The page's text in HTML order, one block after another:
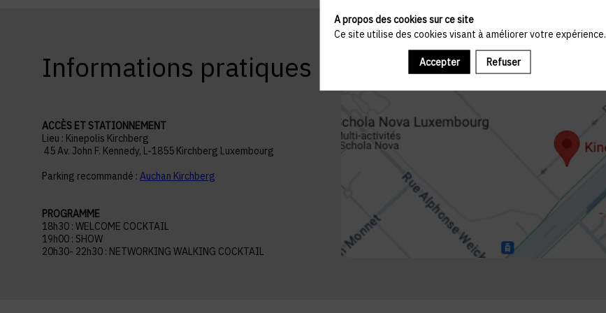
Informations pratiques
ACCÈS ET STATIONNEMENT
Lieu : Kinepolis Kirchberg
45 Av. John F. Kennedy, L-1855 Kirchberg Luxembourg
Parking recommandé : Auchan Kirchberg
PROGRAMME
18h30 : WELCOME COCKTAIL
19h00 : SHOW
20h30- 22h30 : NETWORKING WALKING COCKTAIL
A propos des cookies sur ce site
Ce site utilise des cookies visant à améliorer votre expérience.
Accepter Refuser